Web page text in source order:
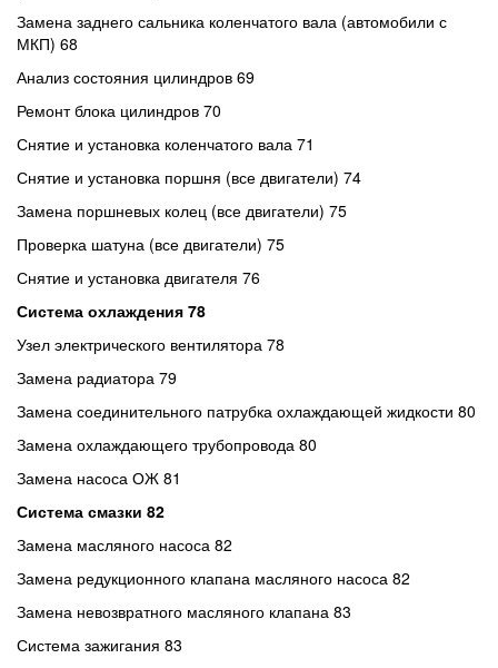
Замена заднего сальника коленчатого вала (автомобили с
МКП) 68
Анализ состояния цилиндров 69
Ремонт блока цилиндров 70
Снятие и установка коленчатого вала 71
Снятие и установка поршня (все двигатели) 74
Замена поршневых колец (все двигатели) 75
Проверка шатуна (все двигатели) 75
Снятие и установка двигателя 76
Система охлаждения 78
Узел электрического вентилятора 78
Замена радиатора 79
Замена соединительного патрубка охлаждающей жидкости 80
Замена охлаждающего трубопровода 80
Замена насоса ОЖ 81
Система смазки 82
Замена масляного насоса 82
Замена редукционного клапана масляного насоса 82
Замена невозвратного масляного клапана 83
Система зажигания 83